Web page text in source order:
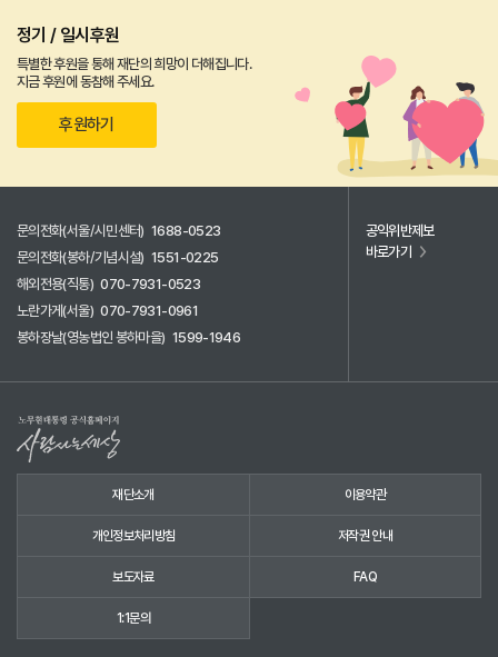
정기 / 일시후원
특별한 후원을 통해 재단의 희망이 더해집니다.
지금 후원에 동참해 주세요.
후원하기
문의전화(서울/시민센터) 1688-0523
문의전화(봉하/기념시설) 1551-0225
해외전용(직통) 070-7931-0523
노란가게(서울) 070-7931-0961
봉하장날(영농법인 봉하마을) 1599-1946
공익위반제보
바로가기
재단소개 이용약관
개인정보처리방침 저작권 안내
보도자료 FAQ
1:1문의